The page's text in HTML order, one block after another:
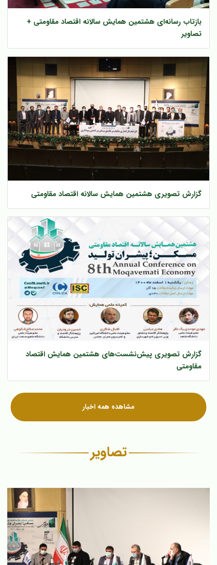
بازتاب رسانه‌ای هشتمین همایش سالانه اقتصاد مقاومتی +
تصاویر
گزارش تصویری هشتمین همایش سالانه اقتصاد مقاومتی
گزارش تصویری پیش‌‌نشست‌های هشتمین همایش اقتصاد
مقاومتی
مشاهده همه اخبار
تصاویر